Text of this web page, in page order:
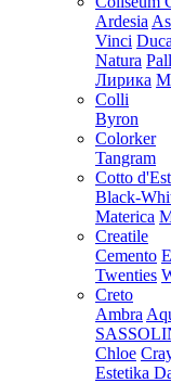
Ardesia
Vinci
Natura
Лирика
Colli
Byron
Colorker
Tangram
Cotto
Black-
Materica
Creatile
Cemento
Twenties
Creto
Ambra
Chloe
Estetika